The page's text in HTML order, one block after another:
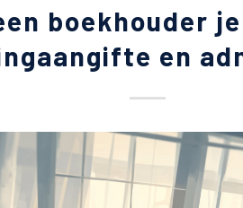
boekhouder
en